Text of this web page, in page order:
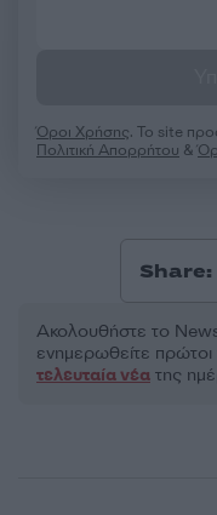
Όροι Χρήσης. Το site
Πολιτική Απορρήτου &
Share:
Ακολουθήστε το
ενημερωθείτε πρώτοι
τελευταία νέα της